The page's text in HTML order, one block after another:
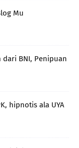
Mu
dari BNI, Penipuan
hipnotis ala UYA